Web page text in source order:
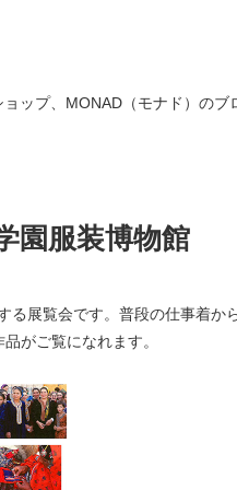
ップ、MONAD（モナド）のブ
園服装博物館
る展覧会です。普段の仕事着か
がご覧になれます。